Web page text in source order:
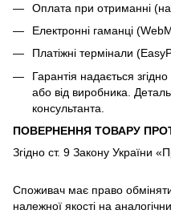
Оплата при отриманні
Електронні гаманці
Платіжні термінали
Гарантія надається
або від виробника.
консультанта.
ПОВЕРНЕННЯ ТОВАРУ
Згідно ст. 9 Закону України
Споживач має право
належної якості на